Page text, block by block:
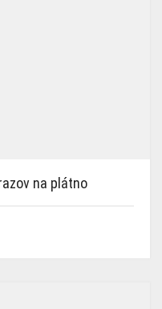
na plátno